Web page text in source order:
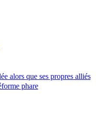
alors que ses propres alliés
phare